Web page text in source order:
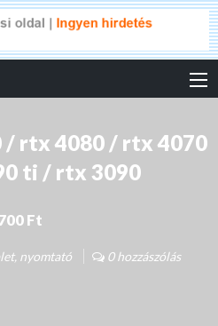
/ rtx 4080 / rtx 4070
ti / rtx 3090
Ft
nyomtató 0 hozzászólás